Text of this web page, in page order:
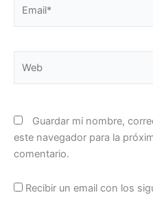
Guardar mi nombre,
este navegador para la
comentario.
Recibir un email con los